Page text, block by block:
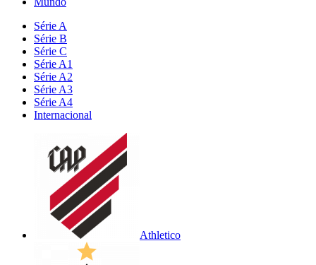
Série A
Série B
Série C
Série A1
Série A2
Série A3
Série A4
Internacional
Athletico